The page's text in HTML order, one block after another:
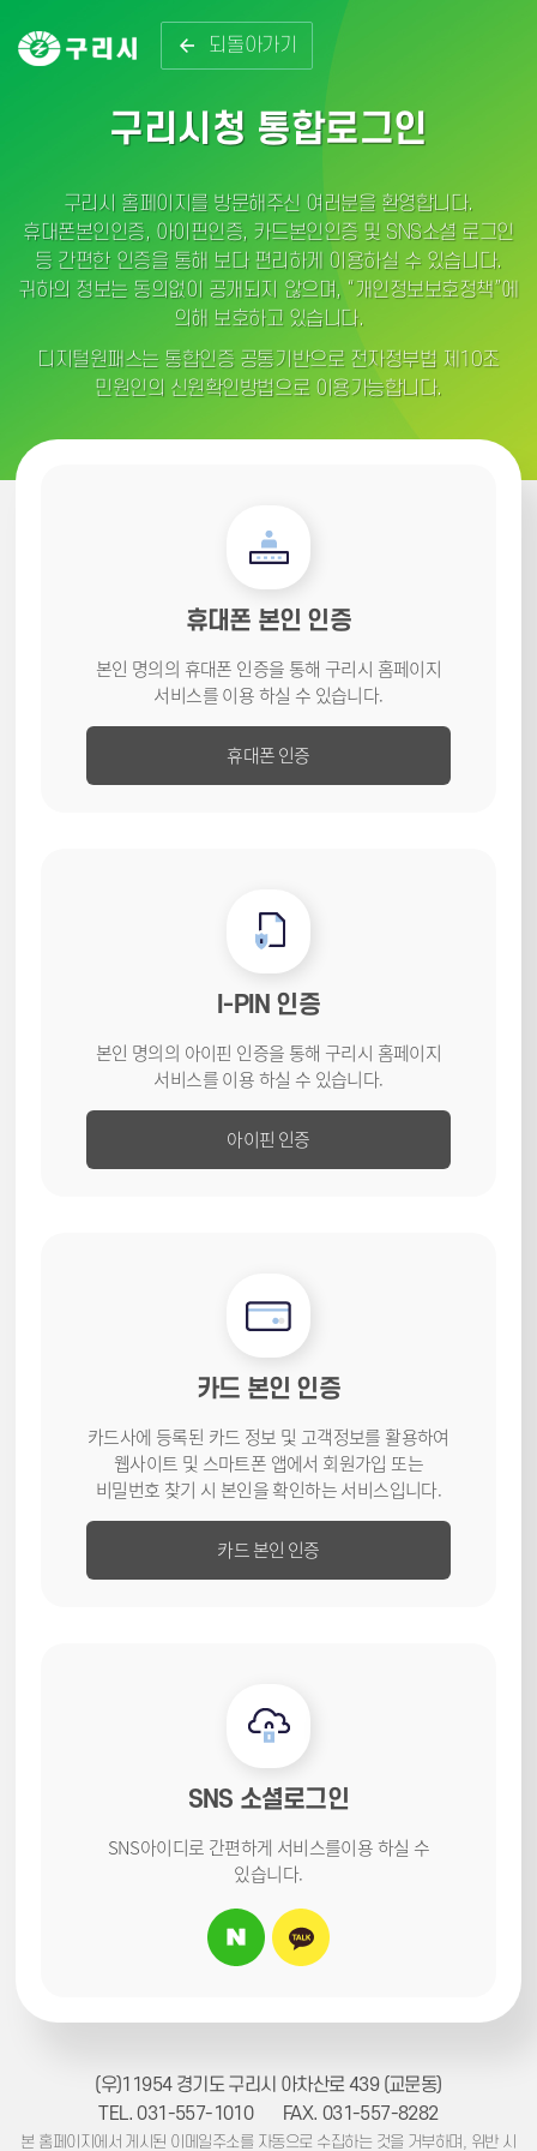
되돌아가기
구리시청 통합로그인
구리시 홈페이지를 방문해주신 여러분을 환영합니다.
휴대폰본인인증, 아이핀인증, 카드본인인증 및 SNS소셜 로그인
등 간편한 인증을 통해 보다 편리하게 이용하실 수 있습니다.
귀하의 정보는 동의없이 공개되지 않으며, “개인정보보호정책”에
의해 보호하고 있습니다.
디지털원패스는 통합인증 공통기반으로 전자정부법 제10조
민원인의 신원확인방법으로 이용가능합니다.
휴대폰 본인 인증
본인 명의의 휴대폰 인증을 통해 구리시 홈페이지
서비스를이용 하실 수 있습니다.
휴대폰 인증
I-PIN 인증
본인 명의의 아이핀 인증을 통해 구리시 홈페이지
서비스를이용 하실 수 있습니다.
아이핀 인증
카드 본인 인증
카드사에 등록된 카드 정보 및 고객정보를 활용하여
웹사이트 및 스마트폰 앱에서 회원가입 또는
비밀번호 찾기 시 본인을 확인하는서비스입니다.
카드 본인 인증
SNS 소셜로그인
SNS아이디로 간편하게 서비스를이용 하실 수
있습니다.
(우)11954 경기도 구리시 아차산로 439 (교문동)
TEL. 031-557-1010
FAX. 031-557-8282
본 홈페이지에서 게시된 이메일주소를 자동으로 수집하는 것을 거부하며, 위반 시